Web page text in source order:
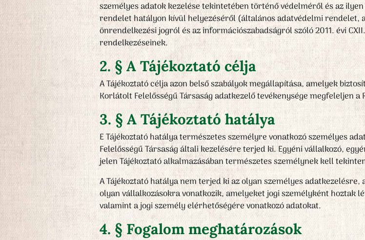
személyes adatok kezelése tekintetében történő védelméről és az
rendelet hatályon kívül helyezéséről (általános adatvédelmi rendelet,
önrendelkezési jogról és az információszabadságról szóló 2011. évi
rendelkezéseinek.
2. § A Tájékoztató célja
A Tájékoztató célja azon belső szabályok megállapítása, amelyek
Korlátolt Felelősségű Társaság adatkezelő tevékenysége megfeleljen
3. § A Tájékoztató hatálya
E Tájékoztató hatálya természetes személyre vonatkozó személyes
Felelősségű Társaság általi kezelésére terjed ki. Egyéni vállalkozó,
jelen Tájékoztató alkalmazásában természetes személynek kell
A Tájékoztató hatálya nem terjed ki az olyan személyes
olyan vállalkozásokra vonatkozik, amelyeket jogi személyként hoztak
valamint a jogi személy elérhetőségére vonatkozó adatokat.
4. § Fogalom meghatározások